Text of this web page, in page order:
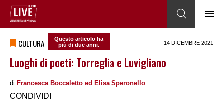
CULTURA
Questo articolo ha
più di due anni.
14 DICEMBRE 2021
Luoghi di poeti: Torreglia e Luvigliano
di Francesca Boccaletto ed Elisa Speronello
CONDIVIDI